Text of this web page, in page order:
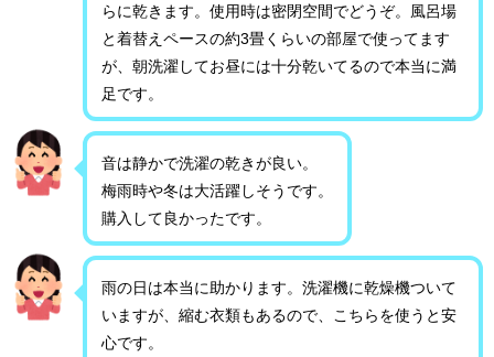
らに乾きます。使用時は密閉空間でどうぞ。風呂場
と着替えペースの約3畳くらいの部屋で使ってます
が、朝洗濯してお昼には十分乾いてるので本当に満
足です。
音は静かで洗濯の乾きが良い。
梅雨時や冬は大活躍しそうです。
購入して良かったです。
雨の日は本当に助かります。洗濯機に乾燥機ついて
いますが、縮む衣類もあるので、こちらを使うと安
心です。